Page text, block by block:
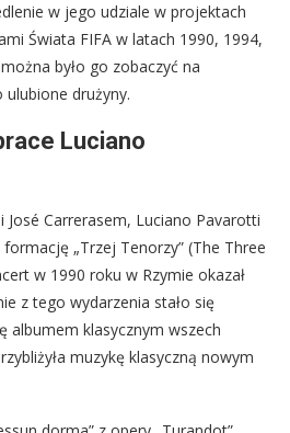
w jego udziale w projektach
Świata FIFA w latach 1990, 1994,
było go zobaczyć na
drużyny.
Luciano
Carrerasem, Luciano Pavarotti
„Trzej Tenorzy” (The Three
w 1990 roku w Rzymie okazał
z tego wydarzenia stało się
albumem klasycznym wszech
muzykę klasyczną nowym